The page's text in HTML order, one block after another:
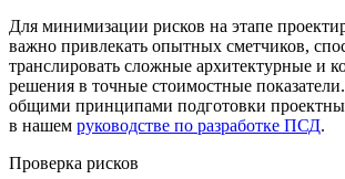
Для минимизации рисков на этапе
важно привлекать опытных сметчиков,
транслировать сложные архитектурные и
решения в точные стоимостные
общими принципами подготовки
в нашем руководстве по разработке ПСД.
Проверка рисков